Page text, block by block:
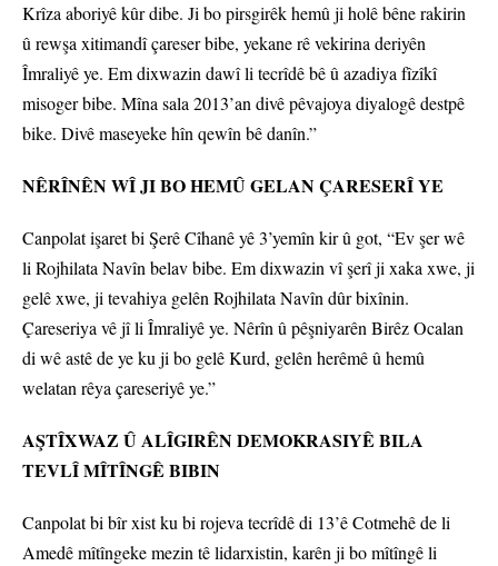
Krîza aboriyê kûr dibe. Ji bo pirsgirêk hemû ji holê bêne rakirin
û rewşa xitimandî çareser bibe, yekane rê vekirina deriyên
Îmraliyê ye. Em dixwazin dawî li tecrîdê bê û azadiya fîzîkî
misoger bibe. Mîna sala 2013’an divê pêvajoya diyalogê destpê
bike. Divê maseyeke hîn qewîn bê danîn.”
NÊRÎNÊN WÎ JI BO HEMÛ GELAN ÇARESERÎ YE
Canpolat işaret bi Şerê Cîhanê yê 3’yemîn kir û got, “Ev şer wê
li Rojhilata Navîn belav bibe. Em dixwazin vî şerî ji xaka xwe, ji
gelê xwe, ji tevahiya gelên Rojhilata Navîn dûr bixînin.
Çareseriya vê jî li Îmraliyê ye. Nêrîn û pêşniyarên Birêz Ocalan
di wê astê de ye ku ji bo gelê Kurd, gelên herêmê û hemû
welatan rêya çareseriyê ye.”
AŞTÎXWAZ Û ALÎGIRÊN DEMOKRASIYÊ BILA
TEVLÎ MÎTÎNGÊ BIBIN
Canpolat bi bîr xist ku bi rojeva tecrîdê di 13’ê Cotmehê de li
Amedê mîtîngeke mezin tê lidarxistin, karên ji bo mîtîngê li